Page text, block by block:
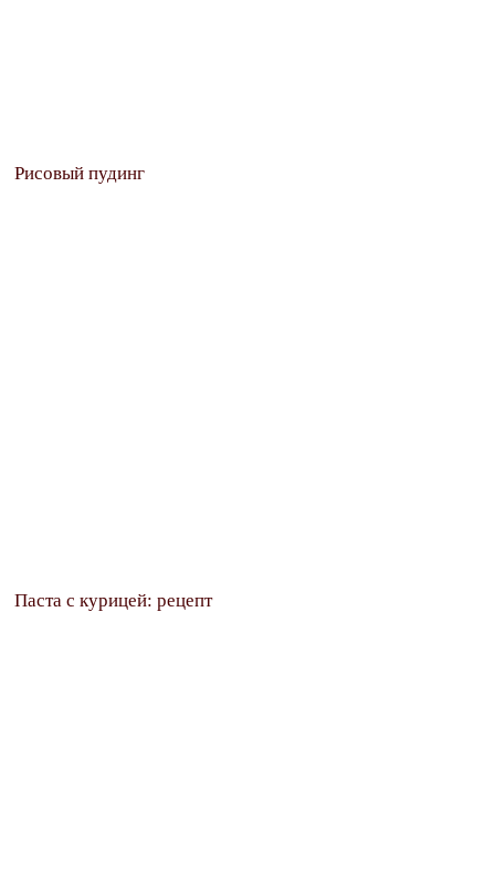
Рисовый пудинг
Паста с курицей: рецепт